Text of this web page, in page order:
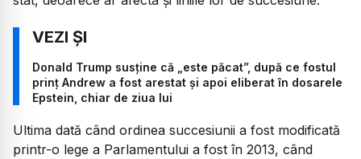
Donald Trump susține că „este păcat”, după ce fostul
prinț Andrew a fost arestat și apoi eliberat în dosarele
Epstein, chiar de ziua lui
Ultima dată când ordinea succesiunii a fost modificată
printr-o lege a Parlamentului a fost în 2013, când